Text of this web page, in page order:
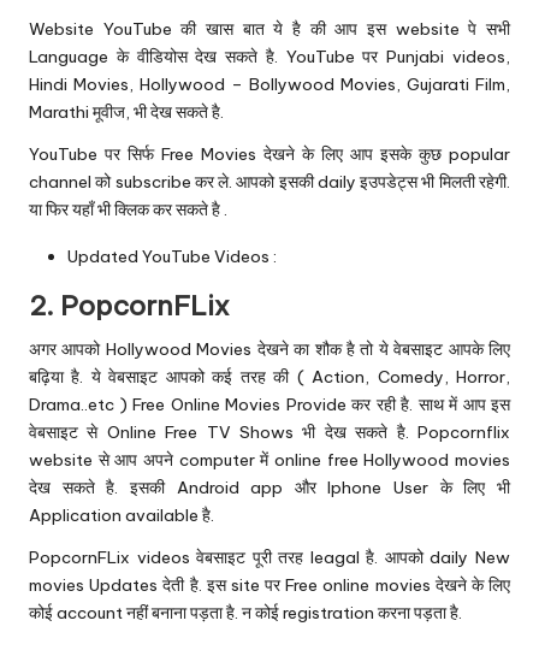
Website YouTube की खास बात ये है की आप इस website पे सभी
Language के वीडियोस देख सकते है. YouTube पर Punjabi videos,
Hindi Movies, Hollywood – Bollywood Movies, Gujarati Film,
Marathi मूवीज, भी देख सकते है.
YouTube पर सिर्फ Free Movies देखने के लिए आप इसके कुछ popular
channel को subscribe कर ले. आपको इसकी daily इउपडेट्स भी मिलती रहेगी.
या फिर यहाँ भी क्लिक कर सकते है .
Updated YouTube Videos :
2. PopcornFLix
अगर आपको Hollywood Movies देखने का शौक है तो ये वेबसाइट आपके लिए
बढ़िया है. ये वेबसाइट आपको कई तरह की ( Action, Comedy, Horror,
Drama..etc ) Free Online Movies Provide कर रही है. साथ में आप इस
वेबसाइट से Online Free TV Shows भी देख सकते है. Popcornflix
website से आप अपने computer में online free Hollywood movies
देख सकते है. इसकी Android app और Iphone User के लिए भी
Application available है.
PopcornFLix videos वेबसाइट पूरी तरह leagal है. आपको daily New
movies Updates देती है. इस site पर Free online movies देखने के लिए
कोई account नहीं बनाना पड़ता है. न कोई registration करना पड़ता है.